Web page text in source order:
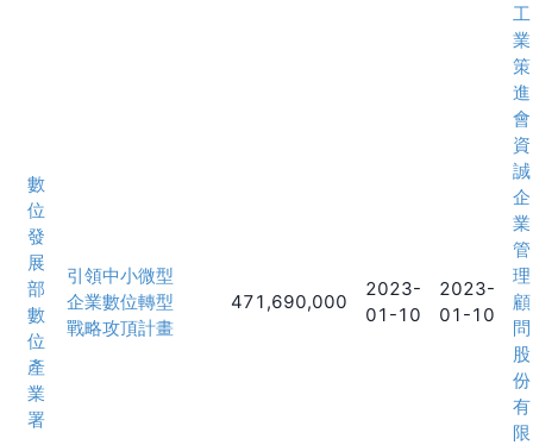
數
位
發
展
部
數
位
產
業
署
引領中小微型
企業數位轉型
戰略攻頂計畫
471,690,000
2023-
01-10
2023-
01-10
工
業
策
進
會
資
誠
企
業
管
理
顧
問
股
份
有
限